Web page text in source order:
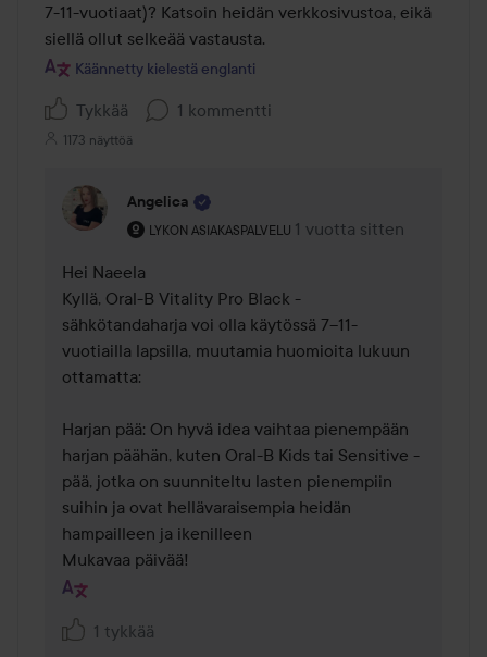
7-11-vuotiaat)? Katsoin heidän verkkosivustoa, eikä
siellä ollut selkeää vastausta.
Käännetty kielestä englanti
Tykkää 1 kommentti
1173 näyttöä
Angelica
LYKON ASIAKASPALVELU
Käyttäjän rooli: Lykon asiakaspalvelu .
1 vuotta sitten
Kommentti lisättiin 1
Hei Naeela
Kyllä, Oral-B Vitality Pro Black -
sähkötandaharja voi olla käytössä 7–11-
vuotiailla lapsilla, muutamia huomioita lukuun
ottamatta:
Harjan pää: On hyvä idea vaihtaa pienempään
harjan päähän, kuten Oral-B Kids tai Sensitive -
pää, jotka on suunniteltu lasten pienempiin
suihin ja ovat hellävaraisempia heidän
hampailleen ja ikenilleen
Mukavaa päivää!
1 tykkää